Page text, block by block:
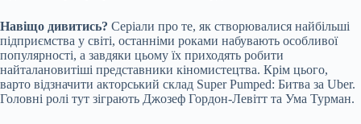
Навіщо дивитись? Серіали про те, як створювалися найбільші
підприємства у світі, останніми роками набувають особливої
популярності, а завдяки цьому їх приходять робити
найталановитіші представники кіномистецтва. Крім цього,
варто відзначити акторський склад Super Pumped: Битва за Uber.
Головні ролі тут зіграють Джозеф Гордон-Левітт та Ума Турман.